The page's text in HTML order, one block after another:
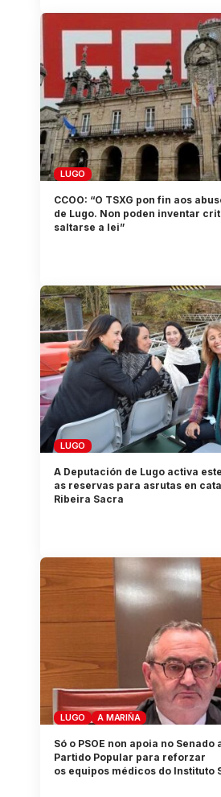
LUGO
CCOO: “O TSXG pon fin aos
de Lugo. Non poden inventar
saltarse a lei”
LUGO
A Deputación de Lugo activa
as reservas para asrutas en
Ribeira Sacra
LUGO A MARIÑA
Só o PSOE non apoia no
Partido Popular para reforzar
os equipos médicos do Instituto